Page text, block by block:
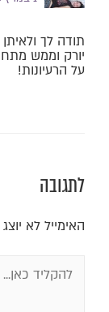
תודה לך
יורק וממש
על הרעיונות!
לתגובה
האימייל לא